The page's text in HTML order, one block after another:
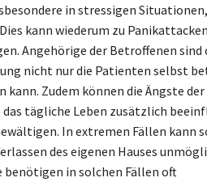
in stressigen
kann wiederum zu
Angehörige der Betroffenen sind
nicht nur die Patienten selbst
kann. Zudem können die Ängste der
tägliche Leben zusätzlich
In extremen Fällen kann
des eigenen Hauses
in solchen Fällen oft